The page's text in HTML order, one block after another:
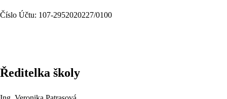
Číslo Účtu: 107-2952020227/0100
Ředitelka školy